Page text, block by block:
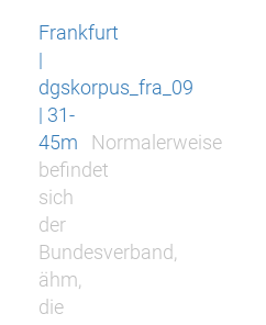
Frankfurt
|
dgskorpus_fra_09
| 31-
45m
Normalerweise
befindet
sich
der
Bundesverband,
ähm,
die